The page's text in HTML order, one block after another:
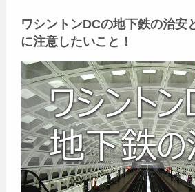
ワシントンDCの地下鉄の治安
に注意したいこと！